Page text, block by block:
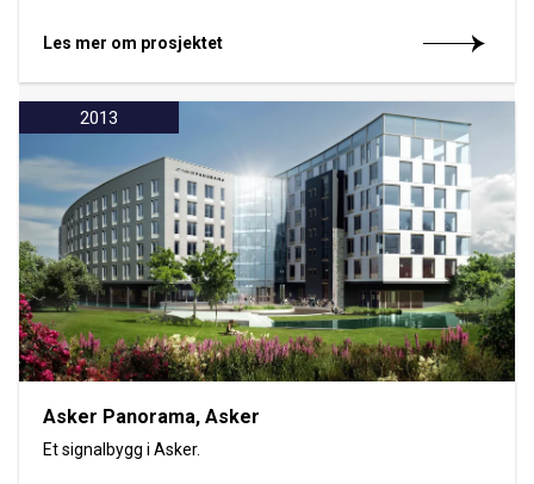
Les mer om prosjektet
2013
Asker Panorama, Asker
Et signalbygg i Asker.